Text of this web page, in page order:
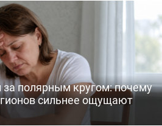
полярным кругом: почему
сильнее ощущают